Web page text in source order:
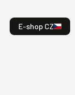
E-shop CZ